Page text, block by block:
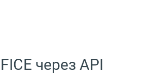
через API